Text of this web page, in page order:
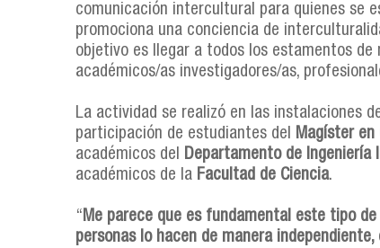
comunicación intercultural para quienes se
promociona una conciencia de
objetivo es llegar a todos los estamentos
académicos/as investigadores/as,
La actividad se realizó en las instalaciones
participación de estudiantes del Magíster en
académicos del Departamento de Ingeniería
académicos de la Facultad de Ciencia.
“Me parece que es fundamental este tipo
personas lo hacen de manera